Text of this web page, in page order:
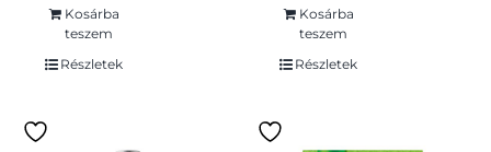
Kosárba
teszem
Részletek
Kosárba
teszem
Részletek